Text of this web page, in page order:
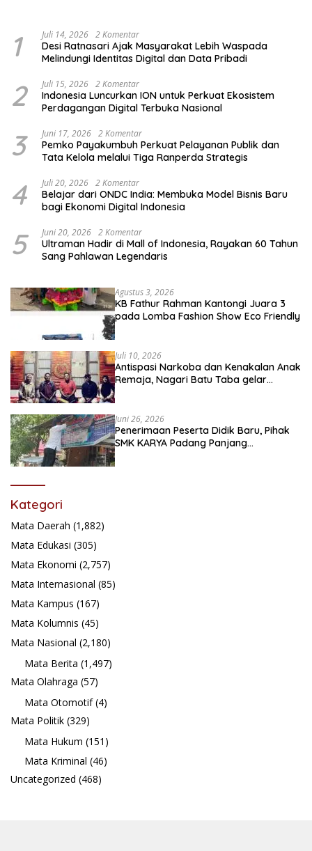
1 Juli 14, 2026 2 Komentar
Desi Ratnasari Ajak Masyarakat Lebih Waspada
Melindungi Identitas Digital dan Data Pribadi
2 Juli 15, 2026 2 Komentar
Indonesia Luncurkan ION untuk Perkuat Ekosistem
Perdagangan Digital Terbuka Nasional
3 Juni 17, 2026 2 Komentar
Pemko Payakumbuh Perkuat Pelayanan Publik dan
Tata Kelola melalui Tiga Ranperda Strategis
4 Juli 20, 2026 2 Komentar
Belajar dari ONDC India: Membuka Model Bisnis Baru
bagi Ekonomi Digital Indonesia
5 Juni 20, 2026 2 Komentar
Ultraman Hadir di Mall of Indonesia, Rayakan 60 Tahun
Sang Pahlawan Legendaris
Agustus 3, 2026
KB Fathur Rahman Kantongi Juara 3
pada Lomba Fashion Show Eco Friendly
Juli 10, 2026
Antispasi Narkoba dan Kenakalan Anak
Remaja, Nagari Batu Taba gelar
Juni 26, 2026
Penerimaan Peserta Didik Baru, Pihak
SMK KARYA Padang Panjang
Kategori
Mata Daerah (1,882)
Mata Edukasi (305)
Mata Ekonomi (2,757)
Mata Internasional (85)
Mata Kampus (167)
Mata Kolumnis (45)
Mata Nasional (2,180)
Mata Berita (1,497)
Mata Olahraga (57)
Mata Otomotif(4)
Mata Politik (329)
Mata Hukum (151)
Mata Kriminal (46)
Uncategorized (468)